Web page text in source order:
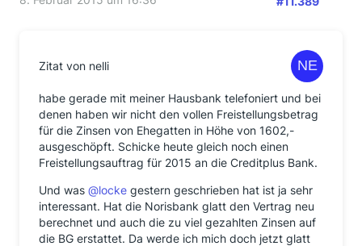
Zitat von nelli
habe gerade mit meiner Hausbank telefoniert und bei
denen haben wir nicht den vollen Freistellungsbetrag
für die Zinsen von Ehegatten in Höhe von 1602,-
ausgeschöpft. Schicke heute gleich noch einen
Freistellungsauftrag für 2015 an die Creditplus Bank.
Und was @locke gestern geschrieben hat ist ja sehr
interessant. Hat die Norisbank glatt den Vertrag neu
berechnet und auch die zu viel gezahlten Zinsen auf
die BG erstattet. Da werde ich mich doch jetzt glatt